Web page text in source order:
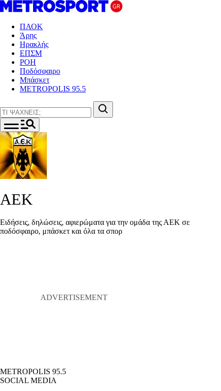
ΠΑΟΚ
Άρης
Ηρακλής
ΕΠΣΜ
ΡΟΗ
Ποδόσφαιρο
Μπάσκετ
METROPOLIS 95.5
ΑΕΚ
Ειδήσεις, δηλώσεις, αφιερώματα για την ομάδα της ΑΕΚ σε
ποδόσφαιρο, μπάσκετ και όλα τα σπορ
METROPOLIS 95.5
SOCIAL MEDIA